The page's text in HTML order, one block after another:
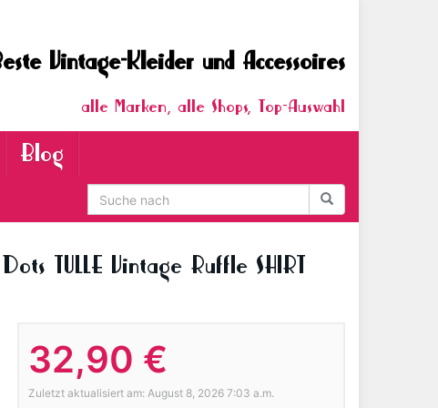
Vintage-Kleider und Accessoires
alle Marken, alle Shops, Top-Auswahl
Blog
TULLE Vintage Ruffle SHIRT
32,90 €
Zuletzt aktualisiert am: August 8, 2026 7:03 a.m.